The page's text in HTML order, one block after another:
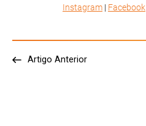
Instagram | Facebook
Artigo Anterior